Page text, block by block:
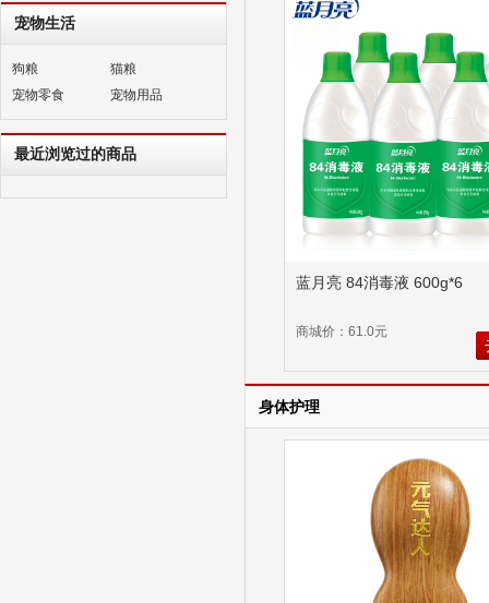
宠物生活
狗粮
猫粮
宠物零食
宠物用品
最近浏览过的商品
蓝月亮 84消毒液 600g*6
商城价：61.0元
身体护理